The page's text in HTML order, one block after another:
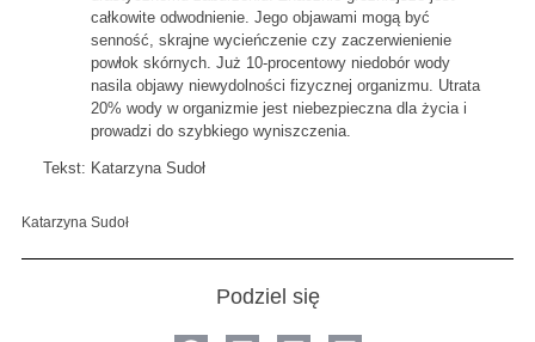
całkowite odwodnienie. Jego objawami mogą być
senność, skrajne wycieńczenie czy zaczerwienienie
powłok skórnych. Już 10-procentowy niedobór wody
nasila objawy niewydolności fizycznej organizmu. Utrata
20% wody w organizmie jest niebezpieczna dla życia i
prowadzi do szybkiego wyniszczenia.
Tekst: Katarzyna Sudoł
Katarzyna Sudoł
Podziel się